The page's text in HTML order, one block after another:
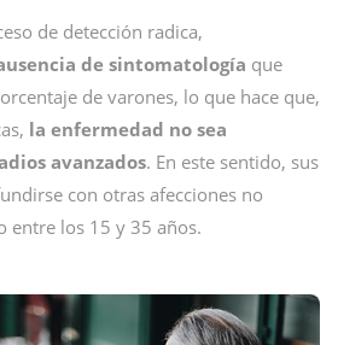
de detección radica,
de sintomatología que
de varones, lo que hace que,
la enfermedad no sea
avanzados. En este sentido, sus
con otras afecciones no
entre los 15 y 35 años.